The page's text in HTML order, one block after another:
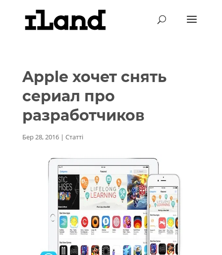
Apple хочет снять
сериал про
разработчиков
Бер 28, 2016| Статті